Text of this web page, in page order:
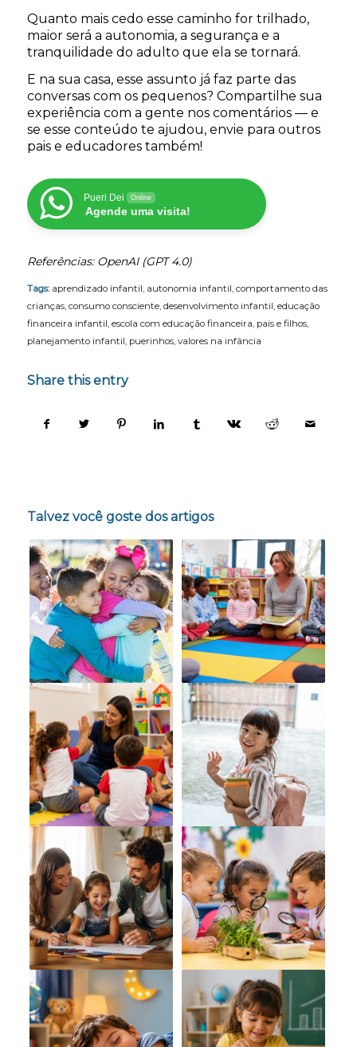
Quanto mais cedo esse caminho for trilhado,
maior será a autonomia, a segurança e a
tranquilidade do adulto que ela se tornará.
E na sua casa, esse assunto já faz parte das
conversas com os pequenos? Compartilhe sua
experiência com a gente nos comentários — e
se esse conteúdo te ajudou, envie para outros
pais e educadores também!
Pueri Dei Online
Agende uma visita!
Referências: OpenAI (GPT 4.0)
Tags: aprendizado infantil, autonomia infantil, comportamento das
crianças, consumo consciente, desenvolvimento infantil, educação
financeira infantil, escola com educação financeira, pais e filhos,
planejamento infantil, puerinhos, valores na infância
Share this entry
Talvez você goste dos artigos